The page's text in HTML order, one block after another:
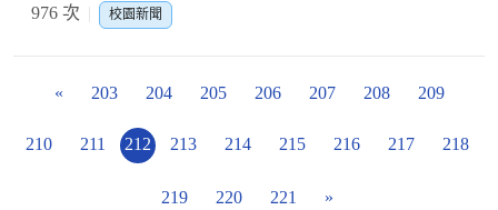
976 次
校園新聞
« 203 204 205 206 207 208 209
210 211 212 213 214 215 216 217 218
219 220 221 »